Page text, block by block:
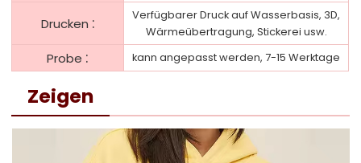
Drucken :
Verfügbarer Druck auf Wasserbasis, 3D,
Wärmeübertragung, Stickerei usw.
Probe : kann angepasst werden, 7-15 Werktage
Zeigen